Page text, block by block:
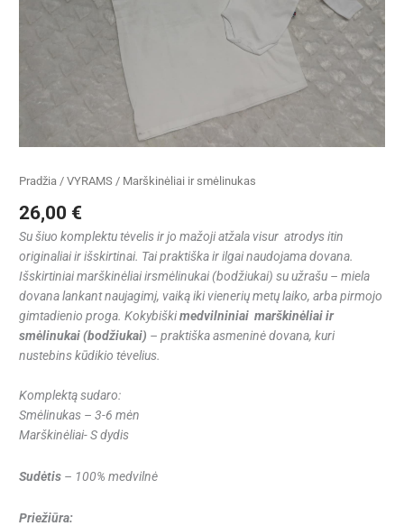
Pradžia /VYRAMS / Marškinėliai ir smėlinukas
26,00 €
Su šiuo komplektu tėvelis ir jo mažoji atžala visur atrodys itin
originaliai ir išskirtinai. Tai praktiška ir ilgai naudojama dovana.
Išskirtiniai marškinėliai irsmėlinukai (bodžiukai) su užrašu – miela
dovana lankant naujagimį, vaiką iki vienerių metų laiko, arba pirmojo
gimtadienio proga. Kokybiškimedvilniniai marškinėliai ir
smėlinukai (bodžiukai) – praktiška asmeninė dovana, kuri
nustebins kūdikio tėvelius.
Komplektą sudaro:
Smėlinukas – 3-6 mėn
Marškinėliai- S dydis
Sudėtis – 100% medvilnė
Priežiūra: